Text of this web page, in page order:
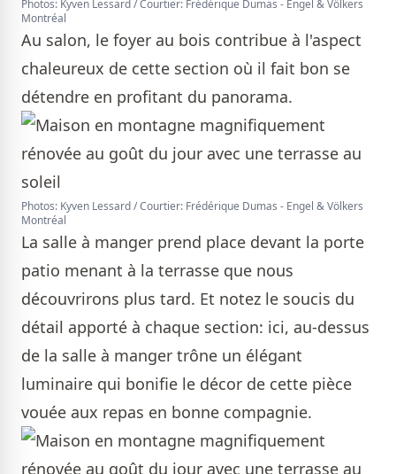
Photos: Kyven Lessard / Courtier: Frédérique Dumas - Engel & Völkers
Montréal
Au salon, le foyer au bois contribue à l'aspect
chaleureux de cette section où il fait bon se
détendre en profitant du panorama.
Photos: Kyven Lessard / Courtier: Frédérique Dumas - Engel & Völkers
Montréal
La salle à manger prend place devant la porte
patio menant à la terrasse que nous
découvrirons plus tard. Et notez le soucis du
détail apporté à chaque section: ici, au-dessus
de la salle à manger trône un élégant
luminaire qui bonifie le décor de cette pièce
vouée aux repas en bonne compagnie.